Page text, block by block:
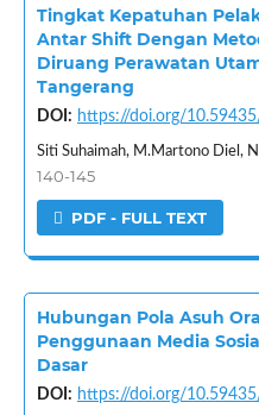
Tingkat Kepatuhan
Antar Shift Dengan
Diruang Perawatan
Tangerang
DOI: https://doi.org/
Siti Suhaimah, M.Martono Diel,
140-145
PDF - FULL TEXT
Hubungan Pola Asuh
Penggunaan Media
Dasar
DOI: https://doi.org/